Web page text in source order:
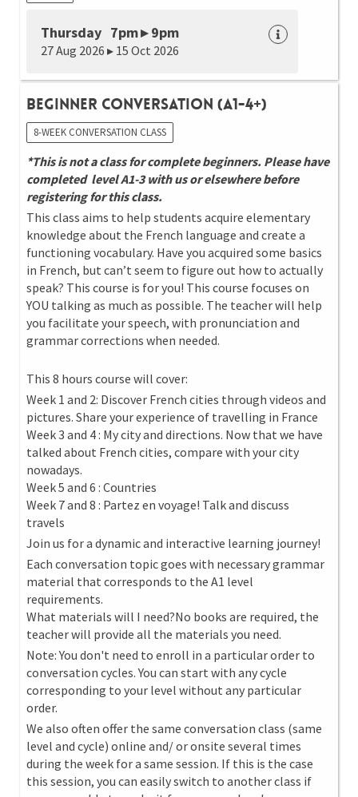
Thursday 7pm ▸ 9pm
27 Aug 2026 ▸ 15 Oct 2026
Beginner Conversation (A1-4+)
8-WEEK CONVERSATION CLASS
*This is not a class for complete beginners. Please have
completed level A1-3 with us or elsewhere before
registering for this class.
This class aims to help students acquire elementary
knowledge about the French language and create a
functioning vocabulary. Have you acquired some basics
in French, but can’t seem to figure out how to actually
speak? This course is for you! This course focuses on
YOU talking as much as possible. The teacher will help
you facilitate your speech, with pronunciation and
grammar corrections when needed.
This 8 hours course will cover:
Week 1 and 2: Discover French cities through videos and
pictures. Share your experience of travelling in France
Week 3 and 4 : My city and directions. Now that we have
talked about French cities, compare with your city
nowadays.
Week 5 and 6 : Countries
Week 7 and 8 : Partez en voyage! Talk and discuss
travels
Join us for a dynamic and interactive learning journey!
Each conversation topic goes with necessary grammar
material that corresponds to the A1 level
requirements.
What materials will I need?No books are required, the
teacher will provide all the materials you need.
Note: You don't need to enroll in a particular order to
conversation cycles. You can start with any cycle
corresponding to your level without any particular
order.
We also often offer the same conversation class (same
level and cycle) online and/ or onsite several times
during the week for a same session. If this is the case
this session, you can easily switch to another class if